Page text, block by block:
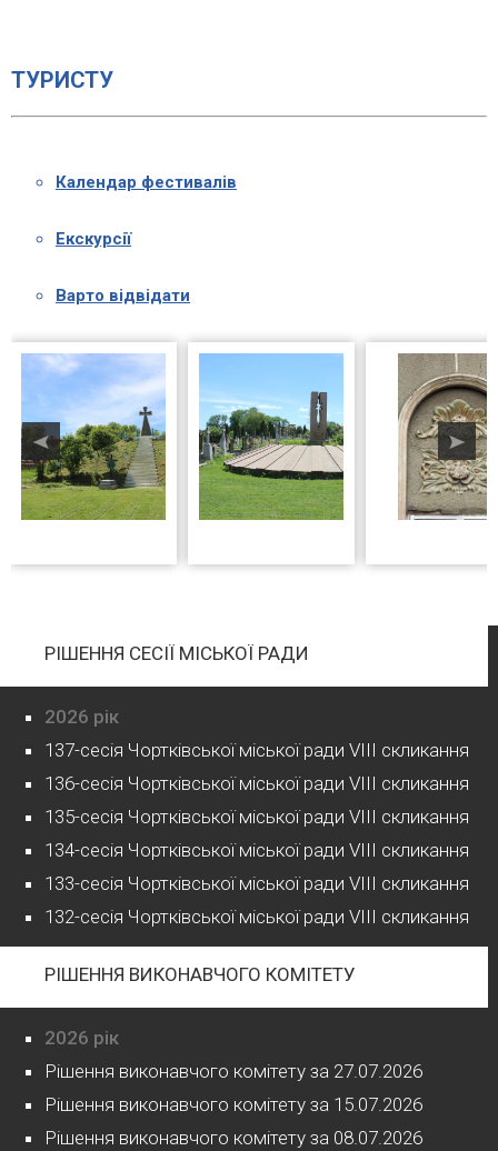
ТУРИСТУ
Календар фестивалів
Екскурсії
Варто відвідати
РІШЕННЯ СЕСІЇ МІСЬКОЇ РАДИ
2026 рік
137-сесія Чортківської міської ради VIII скликання
136-сесія Чортківської міської ради VIII скликання
135-сесія Чортківської міської ради VIII скликання
134-сесія Чортківської міської ради VIII скликання
133-сесія Чортківської міської ради VIII скликання
132-сесія Чортківської міської ради VIII скликання
РІШЕННЯ ВИКОНАВЧОГО КОМІТЕТУ
2026 рік
Рішення виконавчого комітету за 27.07.2026
Рішення виконавчого комітету за 15.07.2026
Рішення виконавчого комітету за 08.07.2026